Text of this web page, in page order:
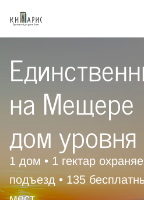
на Мещере
дом уровня
1 дом • 1 гектар
подъезд • 135